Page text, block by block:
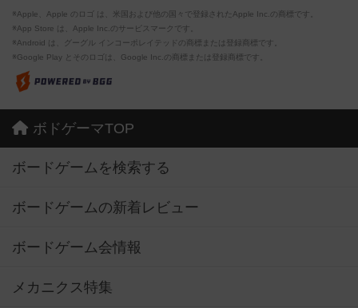
※Apple、Apple のロゴ は、米国および他の国々で登録されたApple Inc.の商標です。
※App Store は、Apple Inc.のサービスマークです。
※Android は、グーグル インコーポレイテッドの商標または登録商標です。
※Google Play とそのロゴは、Google Inc.の商標または登録商標です。
ボドゲーマTOP
ボードゲームを検索する
ボードゲームの新着レビュー
ボードゲーム会情報
メカニクス特集